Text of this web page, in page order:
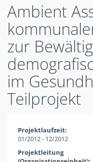
Ambient
zur
im
Teilprojekt
Projektlaufzeit:
01/2012 - 12/2012
Projektleitung